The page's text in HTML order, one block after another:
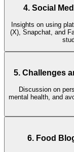
4. Social
Insights on using
(X), Snapchat, and
5. Challenges
Discussion on
mental health, and
6. Food